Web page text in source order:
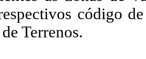
código
Terrenos.